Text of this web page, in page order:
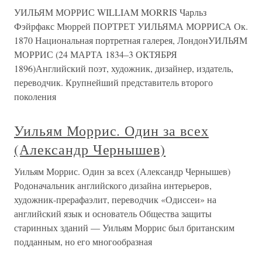
УИЛЬЯМ МОРРИС WILLIAM MORRIS Чарльз
Фэйрфакс Мюррей ПОРТРЕТ УИЛЬЯМА МОРРИСА Ок.
1870 Национальная портретная галерея, ЛондонУИЛЬЯМ
МОРРИС (24 МАРТА 1834–3 ОКТЯБРЯ
1896)Английский поэт, художник, дизайнер, издатель,
переводчик. Крупнейший представитель второго
поколения
Уильям Моррис. Один за всех
(Александр Чернышев)
Уильям Моррис. Один за всех (Александр Чернышев)
Родоначальник английского дизайна интерьеров,
художник-прерафаэлит, переводчик «Одиссеи» на
английский язык и основатель Общества защиты
старинных зданий — Уильям Моррис был британским
подданным, но его многообразная